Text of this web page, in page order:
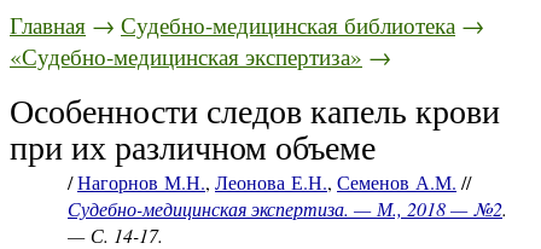
Главная → Судебно-медицинская библиотека →
«Судебно-медицинская экспертиза» →
Особенности следов капель крови
при их различном объеме
/Нагорнов М.Н., Леонова Е.Н., Семенов А.М. //
Судебно-медицинская экспертиза. — М., 2018 — №2.
— С. 14-17.